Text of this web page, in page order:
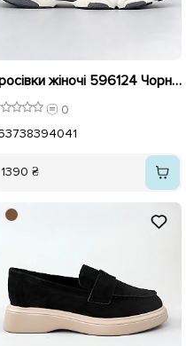
Кросівки жіночі 596124 Чорний
0
3738394041
1390 ₴